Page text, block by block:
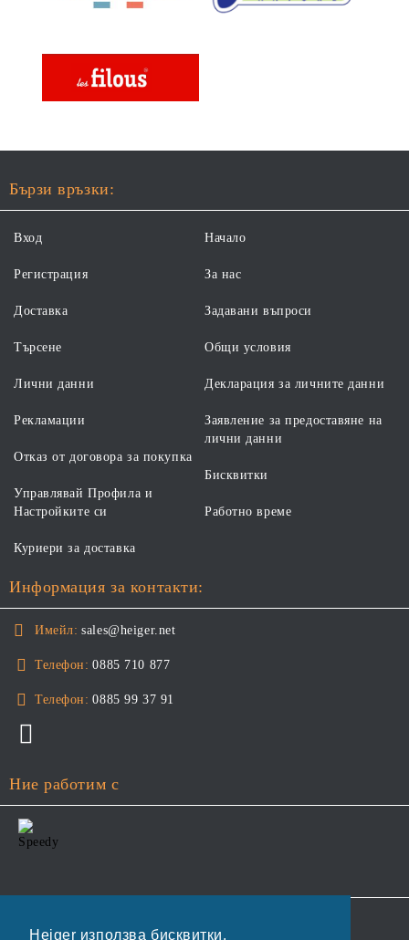
Heiger използва бисквитки.
Бързи връзки:
Вход
Регистрация
Доставка
Търсене
Начало
За нас
Задавани въпроси
Общи условия
Лични данни
Рекламации
Отказ от договора за покупка
Управлявай Профила и
Настройките си
Декларация за личните данни
Заявление за предоставяне на
лични данни
Бисквитки
Работно време
Куриери за доставка
Информация за контакти:
Имейл: sales@heiger.net
Телефон: 0885 710 877
Телефон: 0885 99 37 91
Ние работим с